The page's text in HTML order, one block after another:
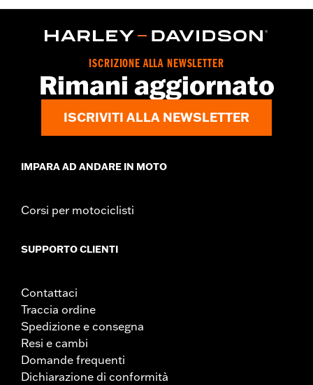
ISCRIZIONE ALLA NEWSLETTER
Rimani aggiornato
ISCRIVITI ALLA NEWSLETTER
IMPARA AD ANDARE IN MOTO
Corsi per motociclisti
SUPPORTO CLIENTI
Contattaci
Traccia ordine
Spedizione e consegna
Resi e cambi
Domande frequenti
Dichiarazione di conformità